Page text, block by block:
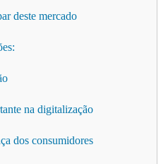
deste mercado
na digitalização
dos consumidores